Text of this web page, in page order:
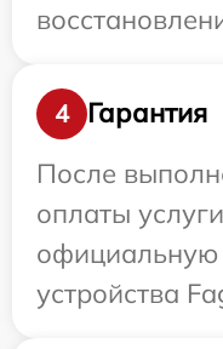
4
Гарантия
После
оплаты
официальную
устройства